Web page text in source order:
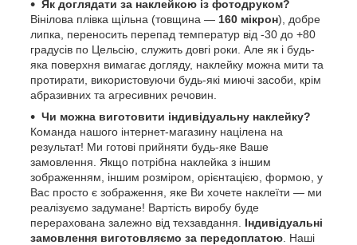
Як доглядати за наклейкою із фотодруком?
Вінілова плівка щільна (товщина — 160 мікрон), добре
липка, переносить перепад температур від -30 до +80
градусів по Цельсію, служить довгі роки. Але як і будь-
яка поверхня вимагає догляду, наклейку можна мити та
протирати, використовуючи будь-які миючі засоби, крім
абразивних та агресивних речовин.
Чи можна виготовити індивідуальну наклейку?
Команда нашого інтернет-магазину націлена на
результат! Ми готові прийняти будь-яке Ваше
замовлення. Якщо потрібна наклейка з іншим
зображенням, іншим розміром, орієнтацією, формою, у
Вас просто є зображення, яке Ви хочете наклеїти — ми
реалізуємо задумане! Вартість виробу буде
перерахована залежно від техзавдання. Індивідуальні
замовлення виготовляємо за передоплатою . Наші